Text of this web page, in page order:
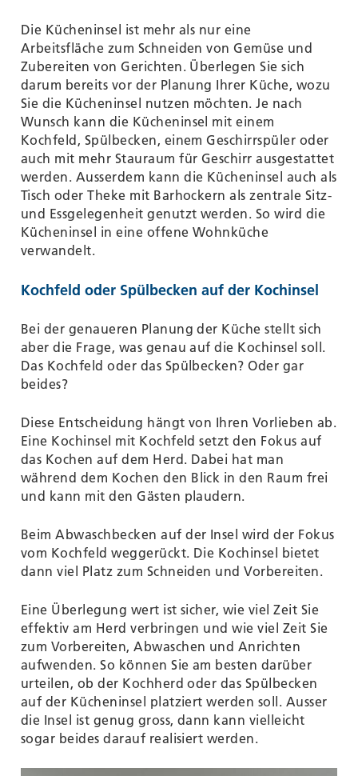
Die Kücheninsel ist mehr als nur eine
Arbeitsfläche zum Schneiden von Gemüse und
Zubereiten von Gerichten. Überlegen Sie sich
darum bereits vor der Planung Ihrer Küche, wozu
Sie die Kücheninsel nutzen möchten. Je nach
Wunsch kann die Kücheninsel mit einem
Kochfeld, Spülbecken, einem Geschirrspüler oder
auch mit mehr Stauraum für Geschirr ausgestattet
werden. Ausserdem kann die Kücheninsel auch als
Tisch oder Theke mit Barhockern als zentrale Sitz-
und Essgelegenheit genutzt werden. So wird die
Kücheninsel in eine offene Wohnküche
verwandelt.
Kochfeld oder Spülbecken auf der Kochinsel
Bei der genaueren Planung der Küche stellt sich
aber die Frage, was genau auf die Kochinsel soll.
Das Kochfeld oder das Spülbecken? Oder gar
beides?
Diese Entscheidung hängt von Ihren Vorlieben ab.
Eine Kochinsel mit Kochfeld setzt den Fokus auf
das Kochen auf dem Herd. Dabei hat man
während dem Kochen den Blick in den Raum frei
und kann mit den Gästen plaudern.
Beim Abwaschbecken auf der Insel wird der Fokus
vom Kochfeld weggerückt. Die Kochinsel bietet
dann viel Platz zum Schneiden und Vorbereiten.
Eine Überlegung wert ist sicher, wie viel Zeit Sie
effektiv am Herd verbringen und wie viel Zeit Sie
zum Vorbereiten, Abwaschen und Anrichten
aufwenden. So können Sie am besten darüber
urteilen, ob der Kochherd oder das Spülbecken
auf der Kücheninsel platziert werden soll. Ausser
die Insel ist genug gross, dann kann vielleicht
sogar beides darauf realisiert werden.